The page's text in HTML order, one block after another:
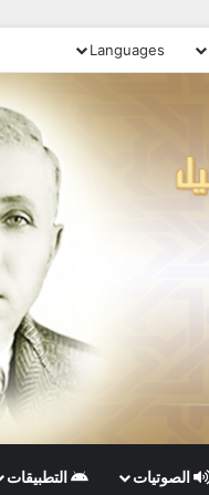
Languages
الصوتيات التطبيقات